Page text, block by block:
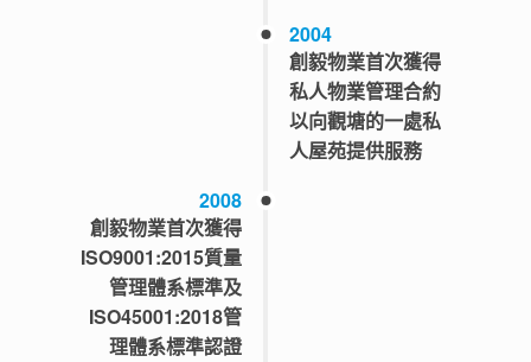
2004
創毅物業首次獲得
私人物業管理合約
以向觀塘的一處私
人屋苑提供服務
2008
創毅物業首次獲得
ISO9001:2015質量
管理體系標準及
ISO45001:2018管
理體系標準認證